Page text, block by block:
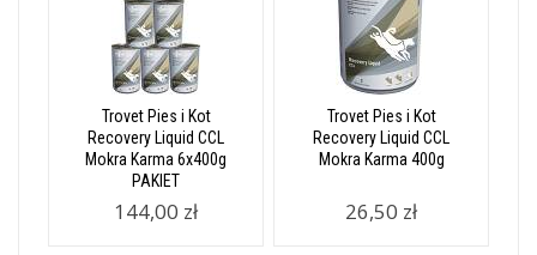
Trovet Pies i Kot
Recovery Liquid CCL
Mokra Karma 6x400g
PAKIET
144,00 zł
Trovet Pies i Kot
Recovery Liquid CCL
Mokra Karma 400g
26,50 zł